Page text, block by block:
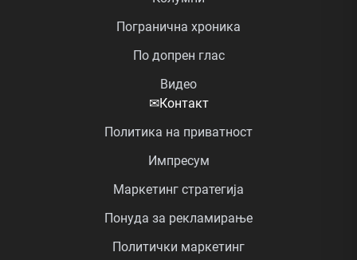
Погранична хроника
По допрен глас
Видео
✉Контакт
Политика на приватност
Импресум
Маркетинг стратегија
Понуда за рекламирање
Политички маркетинг